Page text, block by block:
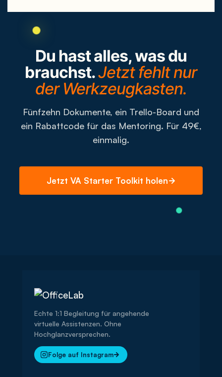
Du hast alles, was du
brauchst.Jetzt fehlt nur
der Werkzeugkasten.
Fünfzehn Dokumente, ein Trello-Board und
ein Rabattcode für das Mentoring. Für 49€,
einmalig.
Jetzt VA Starter Toolkit holen
Echte 1:1 Begleitung für angehende
virtuelle Assistenzen. Ohne
Hochglanzversprechen.
Folge auf Instagram